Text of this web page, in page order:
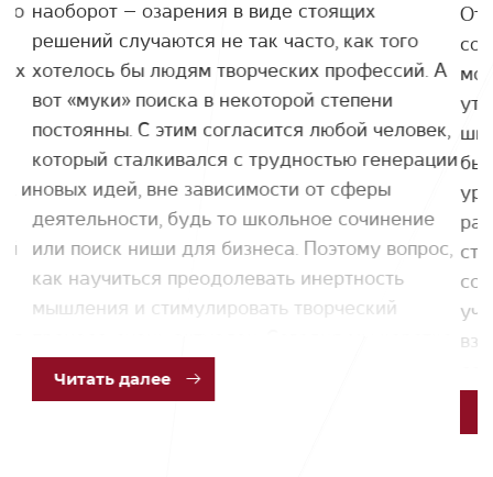
плодотворного сотрудничество!
и
наоборот – озарения в виде стоящих
решений случаются не так часто, как того
хотелось бы людям творческих профессий. А
вот «муки» поиска в некоторой степени
постоянны. С этим согласится любой человек,
который сталкивался с трудностью генерации
новых идей, вне зависимости от сферы
деятельности, будь то школьное сочинение
или поиск ниши для бизнеса. Поэтому вопрос,
как научиться преодолевать инертность
мышления и стимулировать творческий
этой проблемы, предложенными в одной из
Читать далее